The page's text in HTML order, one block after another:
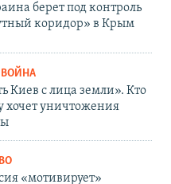
берет под контроль
коридор» в Крым
Киев с лица земли». Кто
хочет уничтожения
«мотивирует»